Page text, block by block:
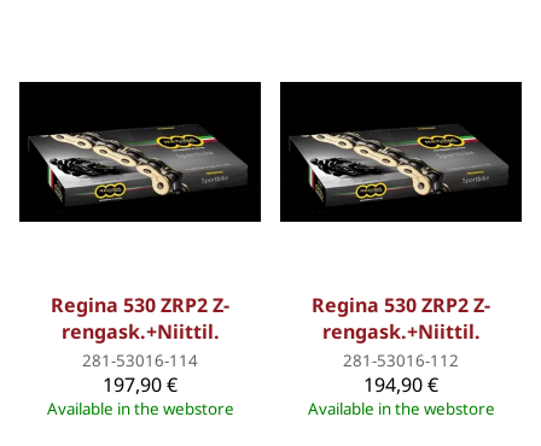
Regina 530 ZRP2 Z-
rengask.+Niittil.
281-53016-114
197,90 €
Available in the webstore
Regina 530 ZRP2 Z-
rengask.+Niittil.
281-53016-112
194,90 €
Available in the webstore